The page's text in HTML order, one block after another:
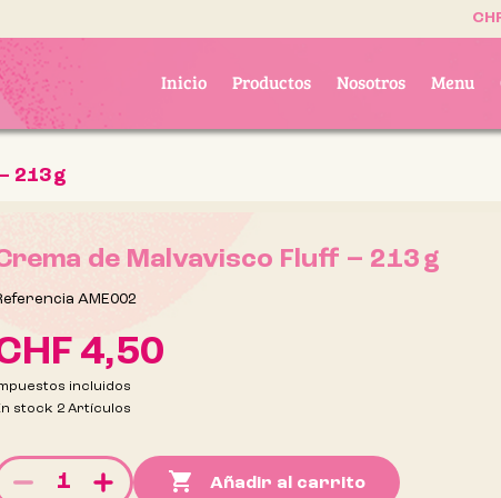
Inicio Productos Nosotros Menu
213 g
de Malvavisco Fluff – 213 g
AME002
4,50
incluidos
stock 2 Artículos
 Añadir al carrito